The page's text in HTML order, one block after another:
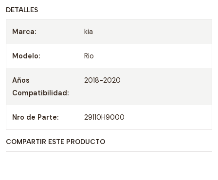
DETALLES
Marca: kia
Modelo: Rio
Años
Compatibilidad:
2018-2020
Nro de Parte: 29110H9000
COMPARTIR ESTE PRODUCTO